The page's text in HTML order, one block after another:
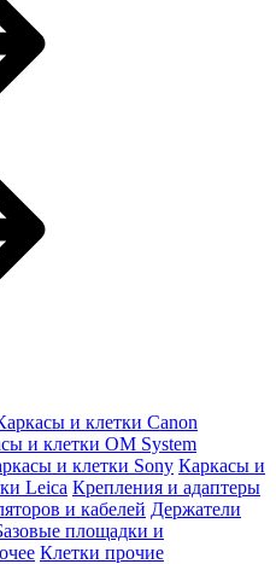
и клетки Canon
и клетки OM System
и клетки Sony Каркасы и
Leica Крепления и адаптеры
и кабелей Держатели
площадки и
Клетки прочие